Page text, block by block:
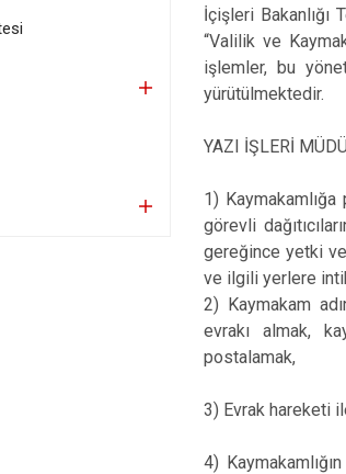
İçişleri Bakanlığı
“Valilik ve
işlemler, bu
yürütülmektedir.
YAZI İŞLERİ
1)
görevli
gereğince yetki
ve ilgili yerlere
2) Kaymakam
evrakı almak,
postalamak,
3) Evrak hareketi
4)